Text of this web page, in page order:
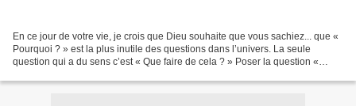
En ce jour de votre vie, je crois que Dieu souhaite que vous sachiez... que «
Pourquoi ? » est la plus inutile des questions dans l’univers. La seule
question qui a du sens c’est « Que faire de cela ? » Poser la question «